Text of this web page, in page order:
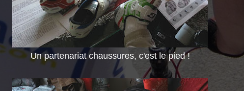
Un partenariat chaussures, c'est le pied !